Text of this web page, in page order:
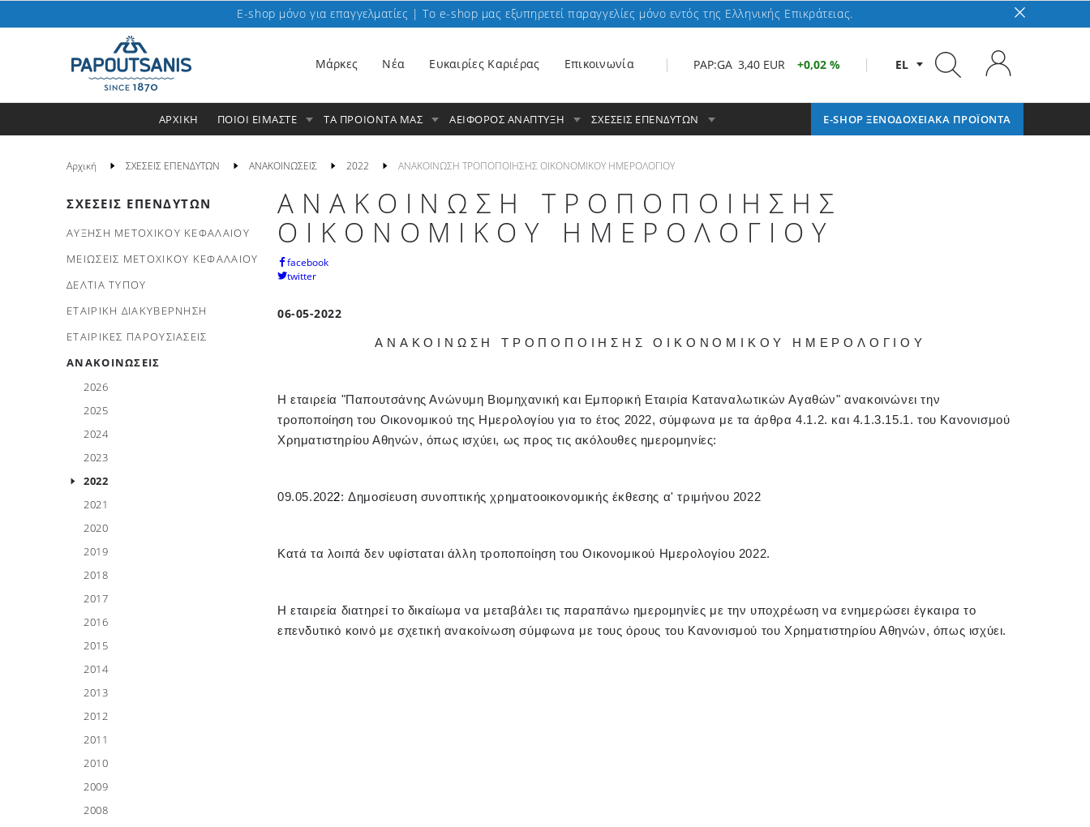
E-shop μόνο για επαγγελματίες | To e-shop μας εξυπηρετεί παραγγελίες μόνο εντός της Ελληνικής Επικράτειας.
EL
PAP:GA 3,40 EUR 0,02 %
Μάρκες Nέα Ευκαιρίες Καριέρας Επικοινωνία
ΑΡΧΙΚΗ ΠΟΙΟΙ ΕΙΜΑΣΤΕ E-SHOP ΞΕΝΟΔΟΧΕΙΑΚΑ ΠΡΟΪΟΝΤΑ
ΤΑ ΠΡΟΙΟΝΤΑ ΜΑΣ ΑΕΙΦΟΡΟΣ ΑΝΑΠΤΥΞΗ ΣΧΕΣΕΙΣ ΕΠΕΝΔΥΤΩΝ
Αρχική ΣΧΕΣΕΙΣ ΕΠΕΝΔΥΤΩΝ ΑΝΑΚΟΙΝΩΣΕΙΣ 2022 ΑΝΑΚΟΙΝΩΣΗ ΤΡΟΠΟΠΟΙΗΣΗΣ ΟΙΚΟΝΟΜΙΚΟΥ ΗΜΕΡΟΛΟΓΙΟΥ
ΣΧΕΣΕΙΣ ΕΠΕΝΔΥΤΩΝ
ΑΥΞΗΣΗ ΜΕΤΟΧΙΚΟΥ ΚΕΦΑΛΑΙΟΥ
ΜΕΙΩΣΕΙΣ ΜΕΤΟΧΙΚΟΥ ΚΕΦΑΛΑΙΟΥ
ΔΕΛΤΙΑ ΤΥΠΟΥ
ΕΤΑΙΡΙΚΗ ΔΙΑΚΥΒΕΡΝΗΣΗ
ΕΤΑΙΡΙΚΕΣ ΠΑΡΟΥΣΙΑΣΕΙΣ
ΑΝΑΚΟΙΝΩΣΕΙΣ
2026
2025
2024
2023
2022
2021
2020
2019
2018
2017
2016
2015
2014
2013
2012
2011
2010
2009
2008
ΑΝΑΚΟΙΝΩΣΗ ΤΡΟΠΟΠΟΙΗΣΗΣ
ΟΙΚΟΝΟΜΙΚΟΥ ΗΜΕΡΟΛΟΓΙΟΥ
facebook
twitter
06-05-2022
ΑΝΑΚΟΙΝΩΣΗ ΤΡΟΠΟΠΟΙΗΣΗΣ ΟΙΚΟΝΟΜΙΚΟΥ ΗΜΕΡΟΛΟΓΙΟΥ
Η εταιρεία "Παπουτσάνης Ανώνυμη Βιομηχανική και Εμπορική Εταιρία Καταναλωτικών Αγαθών" ανακοινώνει την
τροποποίηση του Οικονομικού της Ημερολογίου για το έτος 2022, σύμφωνα με τα άρθρα 4.1.2. και 4.1.3.15.1. του Κανονισμού
Χρηματιστηρίου Αθηνών, όπως ισχύει, ως προς τις ακόλουθες ημερομηνίες:
09.05.2022:Δημοσίευση συνοπτικής χρηματοοικονομικής έκθεσης α' τριμήνου 2022
Κατά τα λοιπά δεν υφίσταται άλλη τροποποίηση του Οικονομικού Ημερολογίου 2022.
Η εταιρεία διατηρεί το δικαίωμα να μεταβάλει τις παραπάνω ημερομηνίες με την υποχρέωση να ενημερώσει έγκαιρα το
επενδυτικό κοινό με σχετική ανακοίνωση σύμφωνα με τους όρους του Κανονισμού του Χρηματιστηρίου Αθηνών, όπως ισχύει.